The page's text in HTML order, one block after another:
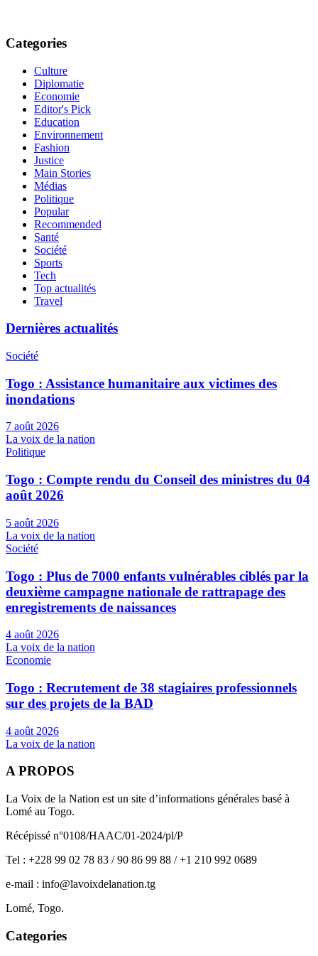
Categories
Culture
Diplomatie
Economie
Editor's Pick
Education
Environnement
Fashion
Justice
Main Stories
Médias
Politique
Popular
Recommended
Santé
Société
Sports
Tech
Top actualités
Travel
Dernières actualités
Société
Togo : Assistance humanitaire aux victimes des
inondations
7 août 2026
La voix de la nation
Politique
Togo : Compte rendu du Conseil des ministres du 04
août 2026
5 août 2026
La voix de la nation
Société
Togo : Plus de 7000 enfants vulnérables ciblés par la
deuxième campagne nationale de rattrapage des
enregistrements de naissances
4 août 2026
La voix de la nation
Economie
Togo : Recrutement de 38 stagiaires professionnels
sur des projets de la BAD
4 août 2026
La voix de la nation
A PROPOS
La Voix de la Nation est un site d’informations générales basé à
Lomé au Togo.
Récépissé n°0108/HAAC/01-2024/pl/P
Tel : +228 99 02 78 83 / 90 86 99 88 / +1 210 992 0689
e-mail : info@lavoixdelanation.tg
Lomé, Togo.
Categories